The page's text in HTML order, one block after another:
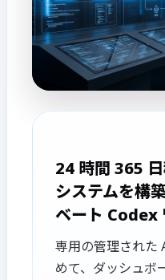
24 時間 365
システムを構
ベート Codex
専用の管理された
めて、ダッシュボ